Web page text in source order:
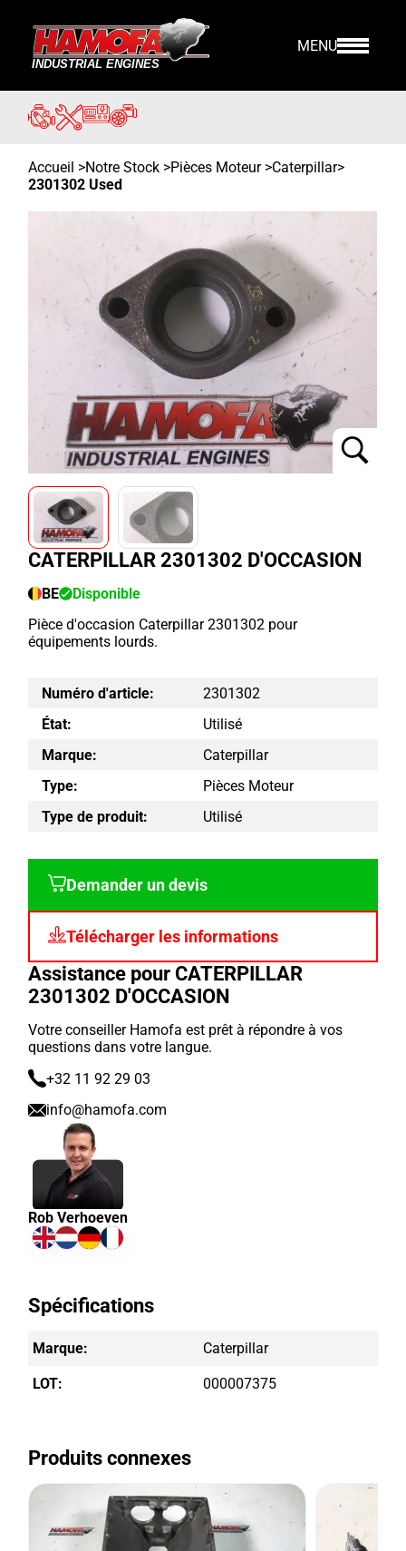
MENU
Accueil >Notre Stock >Pièces Moteur >Caterpillar>
2301302 Used
CATERPILLAR 2301302 D'OCCASION
BE
Disponible
Pièce d'occasion Caterpillar 2301302 pour
équipements lourds.
Numéro d'article:
2301302
État:
Utilisé
Marque:
Caterpillar
Type:
Pièces Moteur
Type de produit:
Utilisé
Demander un devis
Télécharger les informations
Assistance pour CATERPILLAR
2301302 D'OCCASION
Votre conseiller Hamofa est prêt à répondre à vos
questions dans votre langue.
+32 11 92 29 03
info@hamofa.com
Rob Verhoeven
Spécifications
Marque: Caterpillar
LOT: 000007375
Produits connexes